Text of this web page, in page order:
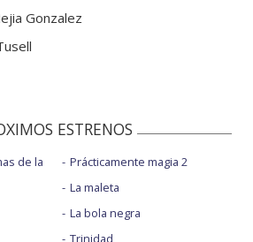
Gonzalez
ESTRENOS
de la
Prácticamente magia 2
La maleta
La bola negra
Trinidad